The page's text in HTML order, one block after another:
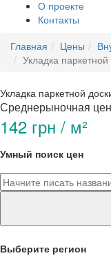
О проекте
Контакты
Главная
Цены
Укладка
Укладка паркетной
Среднерыночная
142 грн / м²
Умный поиск цен
Выберите регион